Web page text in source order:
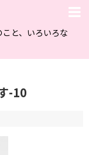
と、いろいろな
-10